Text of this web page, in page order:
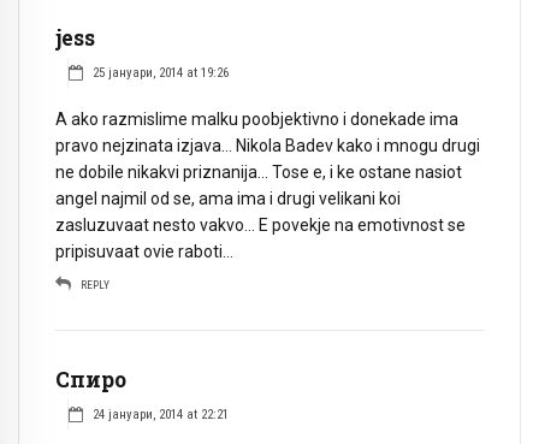
jess
25 јануари, 2014 at 19:26
A ako razmislime malku poobjektivno i donekade ima
pravo nejzinata izjava… Nikola Badev kako i mnogu drugi
ne dobile nikakvi priznanija… Tose e, i ke ostane nasiot
angel najmil od se, ama ima i drugi velikani koi
zasluzuvaat nesto vakvo… E povekje na emotivnost se
pripisuvaat ovie raboti…
REPLY
Спиро
24 јануари, 2014 at 22:21